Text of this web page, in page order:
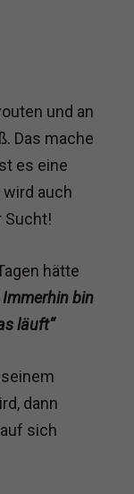
und an
Das mache
es eine
wird auch
Sucht!
hätte
bin
läuft“
dann
sich